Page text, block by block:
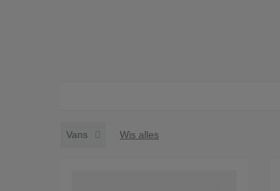
Vans Wis alles